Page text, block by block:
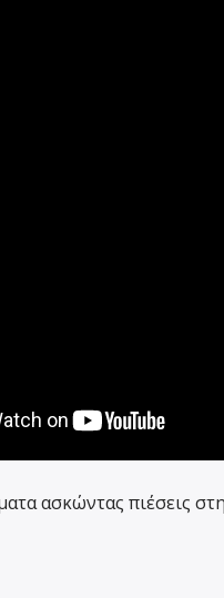
ασκώντας πιέσεις